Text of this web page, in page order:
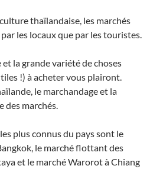
thaïlandaise, les marchés
les locaux que par les touristes.
et la grande variété de choses
!) à acheter vous plairont.
le marchandage et la
marchés.
plus connus du pays sont le
le marché flottant des
et le marché Warorot à Chiang